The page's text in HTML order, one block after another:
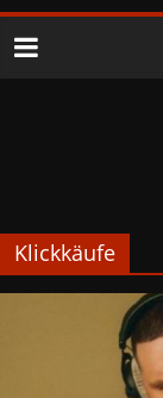
Klickkäufe